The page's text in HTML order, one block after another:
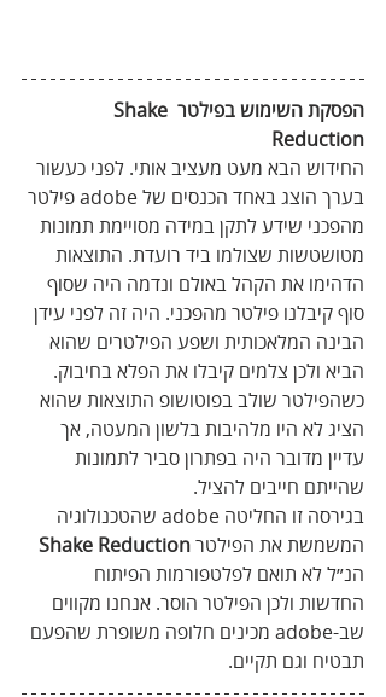
הפסקת השימוש בפילטר Shake
Reduction
החידוש הבא מעט מעציב אותי. לפני כעשור
בערך הוצג באחד הכנסים של adobe פילטר
מהפכני שידע לתקן במידה מסויימת תמונות
מטושטשות שצולמו ביד רועדת. התוצאות
הדהימו את הקהל באולם ונדמה היה שסוף
סוף קיבלנו פילטר מהפכני. היה זה לפני עידן
הבינה המלאכותית ושפע הפילטרים שהוא
הביא ולכן צלמים קיבלו את הפלא בחיבוק.
כשהפילטר שולב בפוטושופ התוצאות שהוא
הציג לא היו מלהיבות בלשון המעטה, אך
עדיין מדובר היה בפתרון סביר לתמונות
שהייתם חייבים להציל.
בגירסה זו החליטה adobe שהטכנולוגיה
המשמשת את הפילטר Shake Reduction
הנ״ל לא תואם לפלטפורמות הפיתוח
החדשות ולכן הפילטר הוסר. אנחנו מקווים
שב-adobe מכינים חלופה משופרת שהפעם
תבטיח וגם תקיים.